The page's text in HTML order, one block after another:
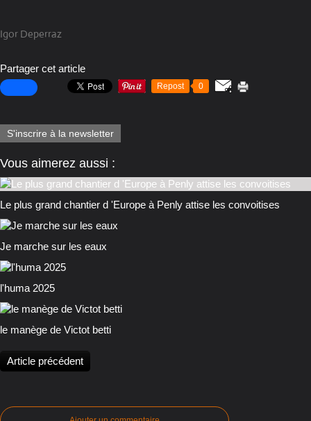
Igor Deperraz
Partager cet article
Repost 0
S'inscrire à la newsletter
Vous aimerez aussi :
Le plus grand chantier d 'Europe à Penly attise les convoitises
Je marche sur les eaux
l'huma 2025
le manège de Victot betti
Article précédent